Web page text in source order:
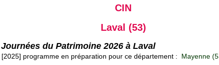
CIN
Laval (53)
Journées du Patrimoine 2026 à Laval
[2025] programme en préparation pour ce département : Mayenne